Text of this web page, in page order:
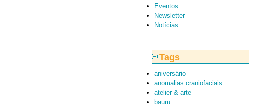
Eventos
Newsletter
Notícias
Tags
aniversário
anomalias craniofaciais
atelier & arte
bauru